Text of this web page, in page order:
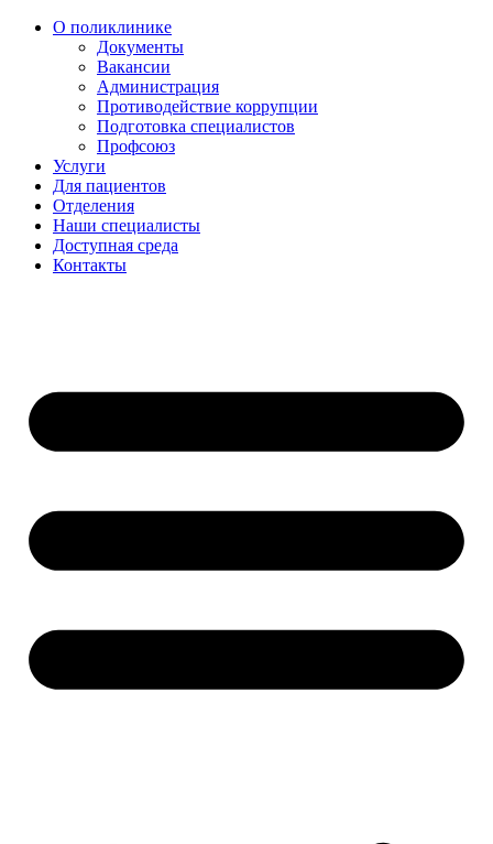
О поликлинике
Документы
Вакансии
Администрация
Противодействие коррупции
Подготовка специалистов
Профсоюз
Услуги
Для пациентов
Отделения
Наши специалисты
Доступная среда
Контакты